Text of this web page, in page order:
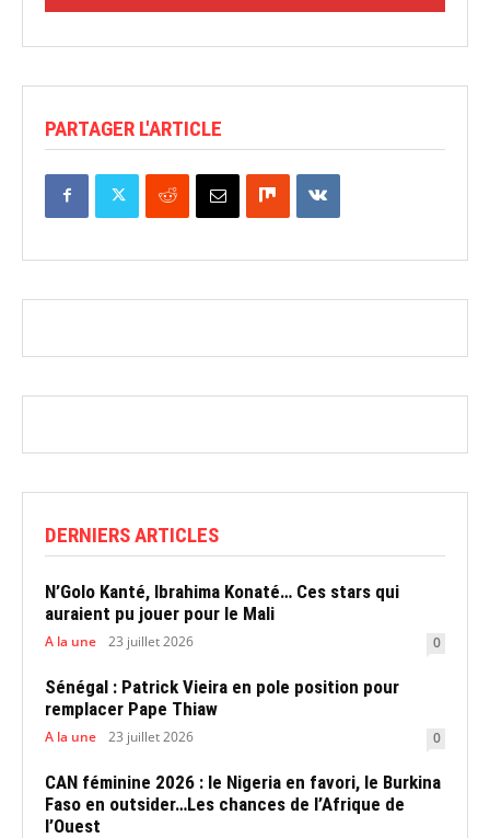
PARTAGER L'ARTICLE
DERNIERS ARTICLES
N’Golo Kanté, Ibrahima Konaté… Ces stars qui
auraient pu jouer pour le Mali
A la une 23 juillet 2026 0
Sénégal : Patrick Vieira en pole position pour
remplacer Pape Thiaw
A la une 23 juillet 2026 0
CAN féminine 2026 : le Nigeria en favori, le Burkina
Faso en outsider…Les chances de l’Afrique de
l’Ouest